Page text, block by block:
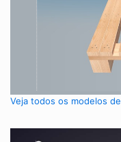
Veja todos os modelos